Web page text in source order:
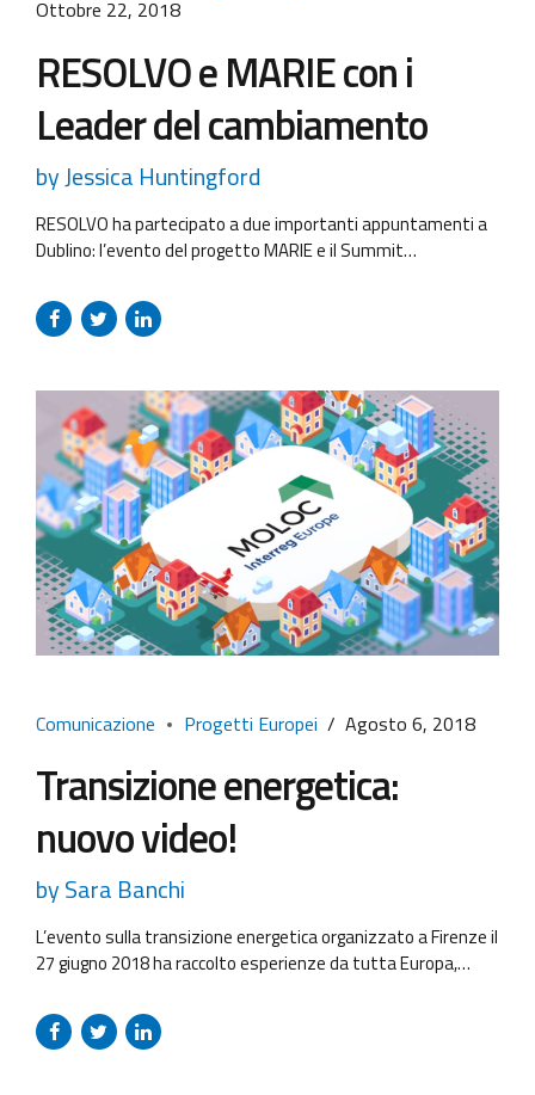
Ottobre 22, 2018
RESOLVO e MARIE con i
Leader del cambiamento
by Jessica Huntingford
RESOLVO ha partecipato a due importanti appuntamenti a
Dublino: l’evento del progetto MARIE e il Summit
prima giornata di lavoro dedicata allo scambio sui Piani di
Azione regionali, per capire come i partner integreranno i
Comunicazione Progetti Europei Agosto 6, 2018
Transizione energetica:
nuovo video!
by Sara Banchi
L’evento sulla transizione energetica organizzato a Firenze il
27 giugno 2018 ha raccolto esperienze da tutta Europa,
90 partner. Per chi ha partecipato e per chi se lo fosse perso
ecco il report dell’evento e un breve video che riassume i